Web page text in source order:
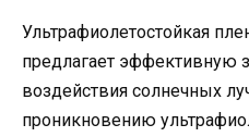
Ультрафиолетостойкая
предлагает эффективную
воздействия солнечных
проникновению